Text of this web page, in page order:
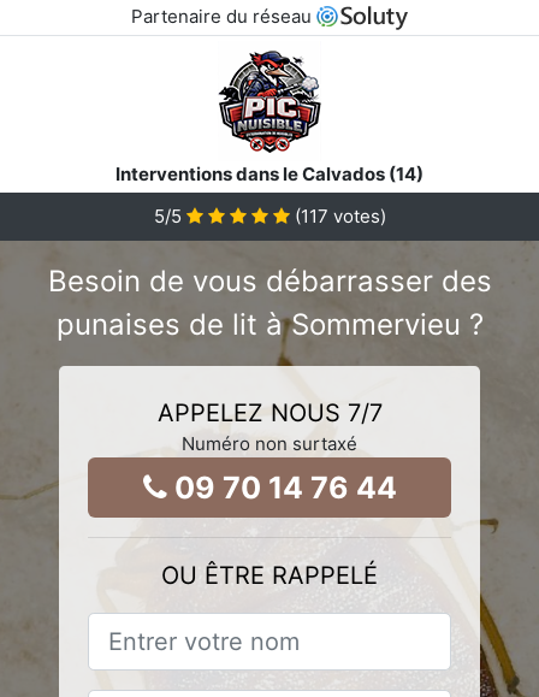
Partenaire du réseau
Interventions dans le Calvados (14)
5/5 (117 votes)
Besoin de vous débarrasser des
punaises de lit à Sommervieu ?
APPELEZ NOUS 7/7
Numéro non surtaxé
09 70 14 76 44
OU ÊTRE RAPPELÉ